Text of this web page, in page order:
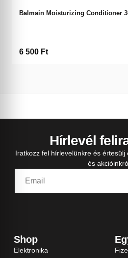
Balmain Moisturizing Conditioner
6 500 Ft
Hírlevél
Iratkozz fel hírlevelünkre és
és
Shop
Elektronika